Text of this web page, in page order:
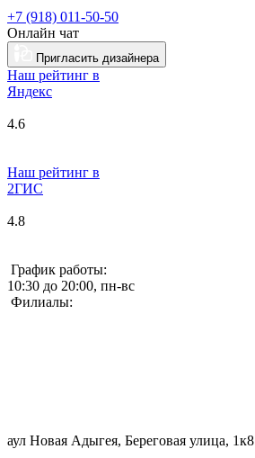
+7 (918) 011-50-50
Онлайн чат
Пригласить дизайнера
Наш рейтинг в
Яндекс
4.6
Наш рейтинг в
2ГИС
4.8
График работы:
10:30 до 20:00, пн-вс
Филиалы:
аул Новая Адыгея, Береговая улица, 1к8